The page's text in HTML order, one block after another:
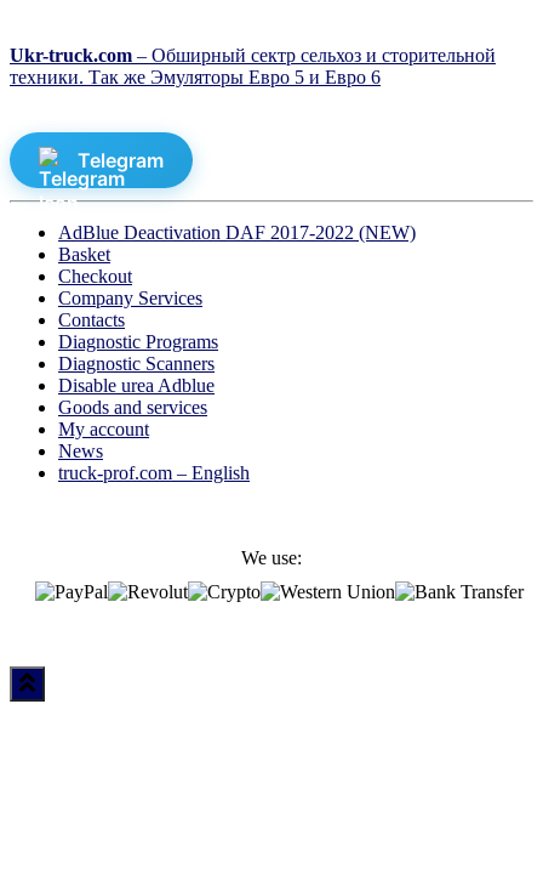
Ukr-truck.com – Обширный сектр сельхоз и сторительной
техники. Так же Эмуляторы Евро 5 и Евро 6
Telegram
AdBlue Deactivation DAF 2017-2022 (NEW)
Basket
Checkout
Company Services
Contacts
Diagnostic Programs
Diagnostic Scanners
Disable urea Adblue
Goods and services
My account
News
truck-prof.com – English
We use: